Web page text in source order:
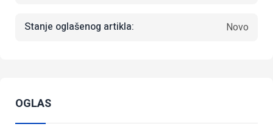
Stanje oglašenog artikla: Novo
OGLAS